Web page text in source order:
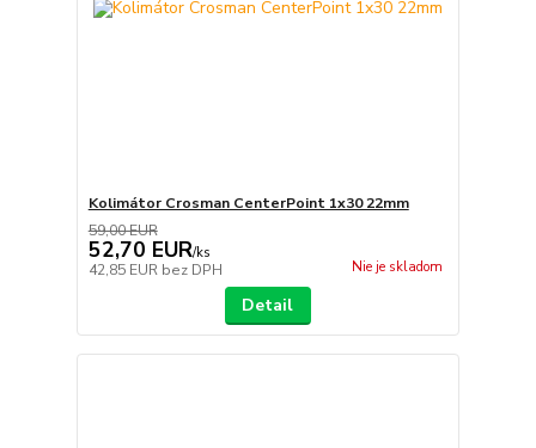
Kolimátor Crosman CenterPoint 1x30 22mm
59,00 EUR
52,70 EUR/ks
42,85 EUR bez DPH Nie je skladom
Detail